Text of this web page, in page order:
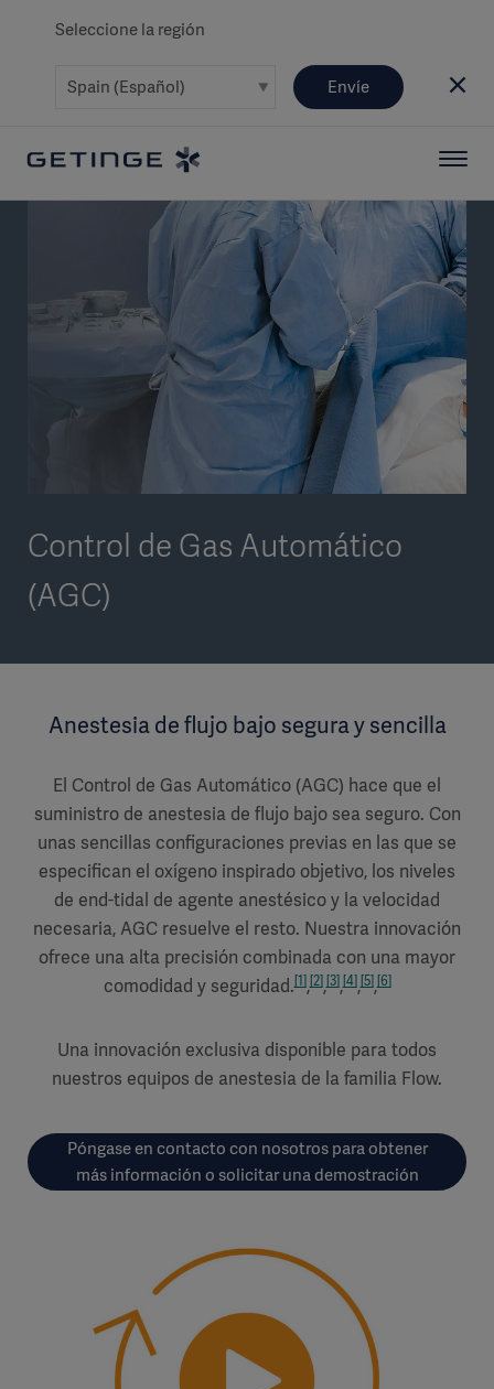
Seleccione la región
Envíe
Control de Gas Automático
(AGC)
Anestesia de flujo bajo segura y sencilla
El Control de Gas Automático (AGC) hace que el
suministro de anestesia de flujo bajo sea seguro. Con
unas sencillas configuraciones previas en las que se
especifican el oxígeno inspirado objetivo, los niveles
de end-tidal de agente anestésico y la velocidad
necesaria, AGC resuelve el resto. Nuestra innovación
ofrece una alta precisión combinada con una mayor
comodidad y seguridad.[1],[2],[3],[4],[5],[6]
Una innovación exclusiva disponible para todos
nuestros equipos de anestesia de la familia Flow.
Póngase en contacto con nosotros para obtener
más información o solicitar una demostración